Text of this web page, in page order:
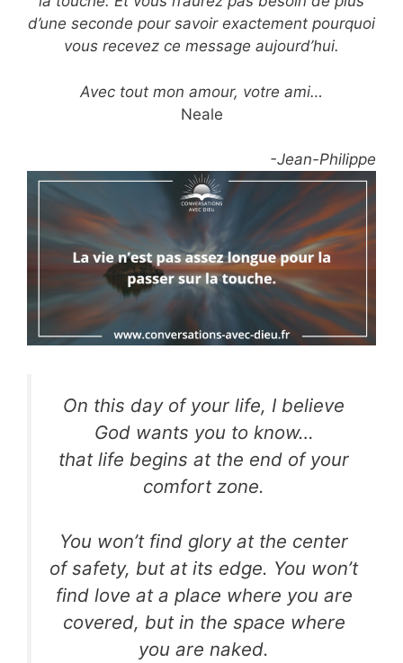
d’une seconde pour savoir exactement pourquoi
vous recevez ce message aujourd’hui.
Avec tout mon amour, votre ami…
Neale
-Jean-Philippe
On this day of your life, I believe
God wants you to know…
that life begins at the end of your
comfort zone.
You won’t find glory at the center
of safety, but at its edge. You won’t
find love at a place where you are
covered, but in the space where
you are naked.